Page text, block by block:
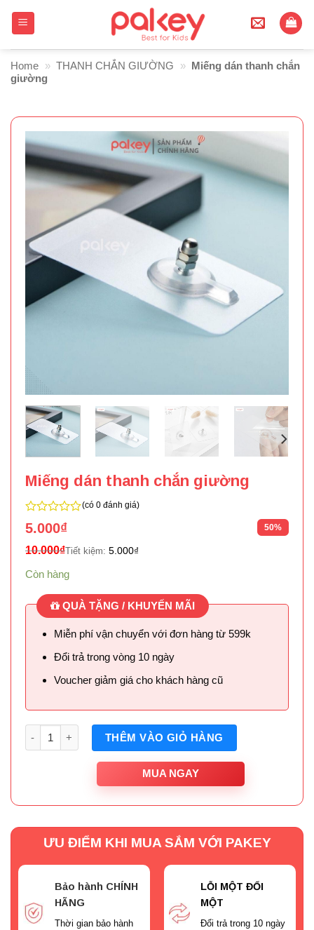
Home » THANH CHẮN GIƯỜNG » Miếng dán thanh chắn
giường
Miếng dán thanh chắn giường
0
trên
5
(có 0 đánh giá)
50%
5.000₫
10.000₫Tiết kiệm: 5.000₫
Còn hàng
QUÀ TẶNG / KHUYẾN MÃI
Miễn phí vận chuyển với đơn hàng từ 599k
Đổi trả trong vòng 10 ngày
Voucher giảm giá cho khách hàng cũ
Số lượng THÊM VÀO GIỎ HÀNG
MUA NGAY
ƯU ĐIỂM KHI MUA SẮM VỚI PAKEY
Bảo hành CHÍNH
HÃNG
Thời gian bảo hành
LỖI MỘT ĐỔI
MỘT
Đổi trả trong 10 ngày